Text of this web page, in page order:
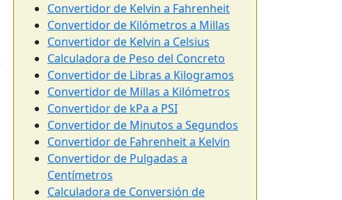
Convertidor de Kelvin a Fahrenheit
Convertidor de Kilómetros a Millas
Convertidor de Kelvin a Celsius
Calculadora de Peso del Concreto
Convertidor de Libras a Kilogramos
Convertidor de Millas a Kilómetros
Convertidor de kPa a PSI
Convertidor de Minutos a Segundos
Convertidor de Fahrenheit a Kelvin
Convertidor de Pulgadas a
Centímetros
Calculadora de Conversión de